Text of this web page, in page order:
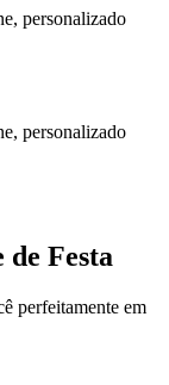
personalizado
personalizado
de Festa
perfeitamente em